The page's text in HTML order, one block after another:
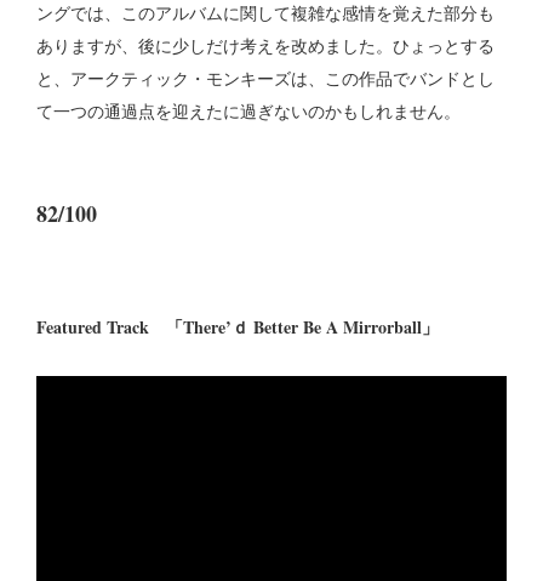
ングでは、このアルバムに関して複雑な感情を覚えた部分も
ありますが、後に少しだけ考えを改めました。ひょっとする
と、アークティック・モンキーズは、この作品でバンドとし
て一つの通過点を迎えたに過ぎないのかもしれません。
82/100
Featured Track 「There’ｄ Better Be A Mirrorball」